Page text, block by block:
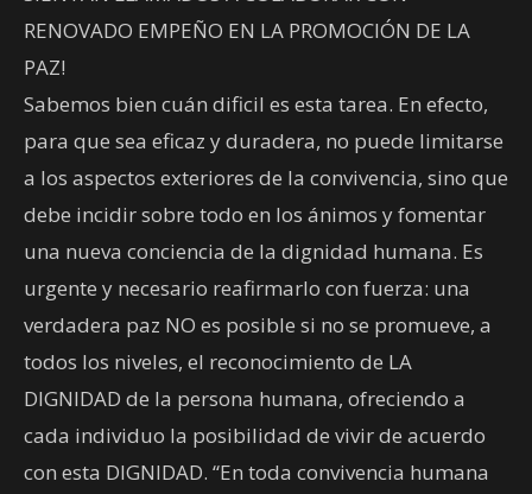
RENOVADO EMPEÑO EN LA PROMOCIÓN DE LA
PAZ!
Sabemos bien cuán dificil es esta tarea. En efecto,
para que sea eficaz y duradera, no puede limitarse
a los aspectos exteriores de la convivencia, sino que
debe incidir sobre todo en los ánimos y fomentar
una nueva conciencia de la dignidad humana. Es
urgente y necesario reafirmarlo con fuerza: una
verdadera paz NO es posible si no se promueve, a
todos los niveles, el reconocimiento de LA
DIGNIDAD de la persona humana, ofreciendo a
cada individuo la posibilidad de vivir de acuerdo
con esta DIGNIDAD. “En toda convivencia humana